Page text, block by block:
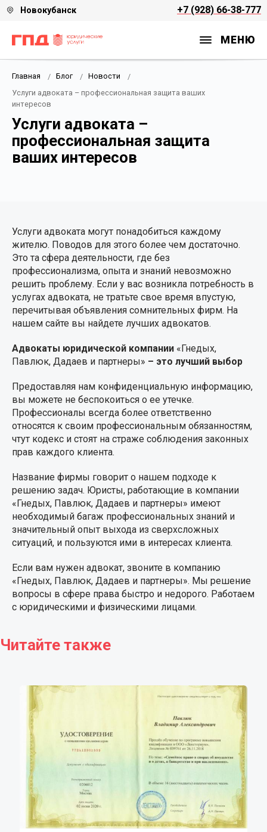
Новокубанск +7 (928) 66-38-777
МЕНЮ
Главная Блог
Новости
Услуги адвоката – профессиональная защита ваших
интересов
Услуги адвоката –
профессиональная защита
ваших интересов
Услуги адвоката могут понадобиться каждому
жителю. Поводов для этого более чем достаточно.
Это та сфера деятельности, где без
профессионализма, опыта и знаний невозможно
решить проблему. Если у вас возникла потребность в
услугах адвоката, не тратьте свое время впустую,
перечитывая объявления сомнительных фирм. На
нашем сайте вы найдете лучших адвокатов.
Адвокаты юридической компании «Гнедых,
Павлюк, Дадаев и партнеры» – это лучший выбор
Предоставляя нам конфиденциальную информацию,
вы можете не беспокоиться о ее утечке.
Профессионалы всегда более ответственно
относятся к своим профессиональным обязанностям,
чтут кодекс и стоят на страже соблюдения законных
прав каждого клиента.
Название фирмы говорит о нашем подходе к
решению задач. Юристы, работающие в компании
«Гнедых, Павлюк, Дадаев и партнеры» имеют
необходимый багаж профессиональных знаний и
значительный опыт выхода из сверхсложных
ситуаций, и пользуются ими в интересах клиента.
Если вам нужен адвокат, звоните в компанию
«Гнедых, Павлюк, Дадаев и партнеры». Мы решение
вопросы в сфере права быстро и недорого. Работаем
с юридическими и физическими лицами.
Читайте также
УСЛУГИ
Банкротство
Уголовно-правовая защита
Разрешение споров
Семейное право и наследование
БАНКРОТСТВО
Юрист по кредитам
Финансовый управляющий
РАЗРЕШЕНИЕ СПОРОВ
Адвокат по арбитражным делам
Таможенный юрист
Юр. сопровождение
СЕМЕЙНОЕ ПРАВО И НАСЛЕДОВАНИЕ
Адвокат по разделу имущества
Адвокат по разводам
Юрист по алиментам
НЕДВИЖИМОСТЬ, ЗЕМЛЯ
Юрист в строительстве